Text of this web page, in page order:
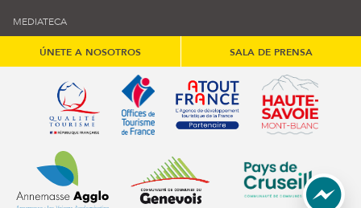
MEDIATECA
ÚNETE A NOSOTROS SALA DE PRENSA
Qualité tourisme (s'ouvre dans une nouvelle fenêtre)
Office de tourisme de France (s'ouvre
Atout France (s'ouvre dans
Annemasse Agglo (s'ouvre dans une nouvelle fenêtre)
Communauté de communes du
Communauté de